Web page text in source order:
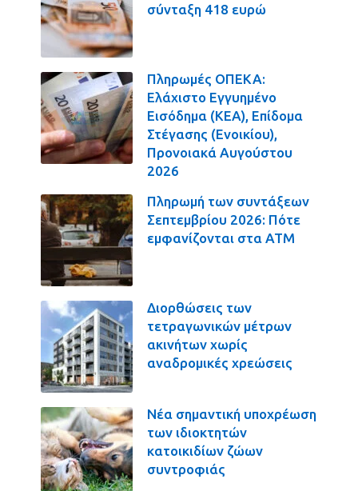
σύνταξη 418 ευρώ
Πληρωμές ΟΠΕΚΑ:
Ελάχιστο Εγγυημένο
Εισόδημα (ΚΕΑ), Επίδομα
Στέγασης (Ενοικίου),
Προνοιακά Αυγούστου
2026
Πληρωμή των συντάξεων
Σεπτεμβρίου 2026: Πότε
εμφανίζονται στα ΑΤΜ
Διορθώσεις των
τετραγωνικών μέτρων
ακινήτων χωρίς
αναδρομικές χρεώσεις
Νέα σημαντική υποχρέωση
των ιδιοκτητών
κατοικιδίων ζώων
συντροφιάς